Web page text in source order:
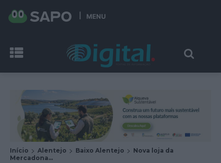
MENU
Início Alentejo Baixo Alentejo
Nova loja da
Mercadona...